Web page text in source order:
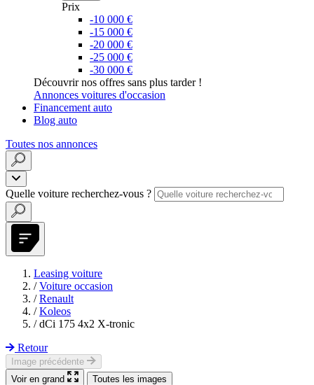
Prix
-10 000 €
-15 000 €
-20 000 €
-25 000 €
-30 000 €
Découvrir nos offres sans plus tarder !
Annonces voitures d'occasion
Financement auto
Blog auto
Toutes nos annonces
Quelle voiture recherchez-vous ?
Leasing voiture
/ Voiture occasion
/ Renault
/ Koleos
/ dCi 175 4x2 X-tronic
Retour
Image précédente
Voir en grand
Toutes les images